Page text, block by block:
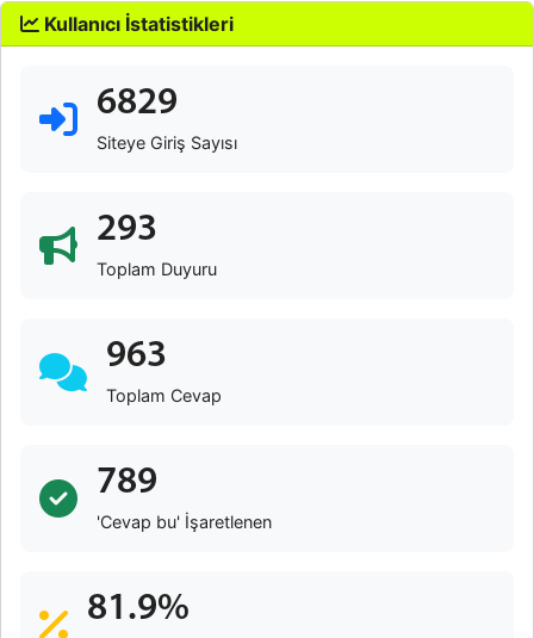
Kullanıcı İstatistikleri
6829
Siteye Giriş Sayısı
293
Toplam Duyuru
963
Toplam Cevap
789
'Cevap bu' İşaretlenen
81.9%